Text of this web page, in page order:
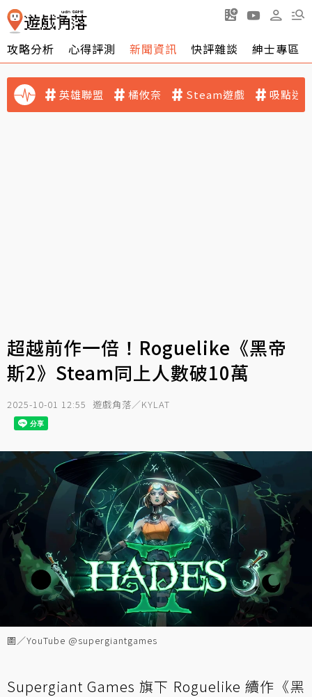
攻略分析 心得評測 新聞資訊 快評雜談 紳士專區
英雄聯盟 橘攸奈 Steam遊戲 吸點迷
超越前作一倍！Roguelike《黑帝
斯2》Steam同上人數破10萬
2025-10-01 12:55 遊戲角落／KYLAT
圖／YouTube @supergiantgames
Supergiant Games 旗下 Roguelike 續作《黑